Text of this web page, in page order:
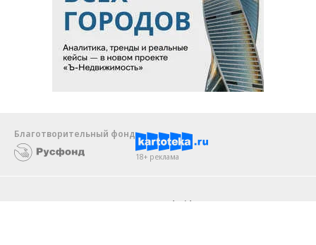
Благотворительный фонд
18+ реклама
Android